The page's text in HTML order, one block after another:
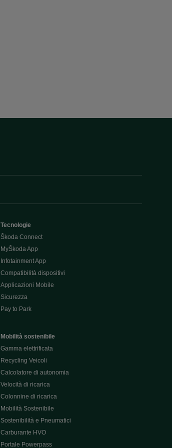
Tecnologie
Škoda Connect
MyŠkoda App
Infotainment App
Compatibilità dispositivi
Applicazioni Mobile
Sicurezza
Pay to Park
Mobilità sostenibile
Gamma elettrificata
Recycling Veicoli
Calcolatore di autonomia
Velocità di ricarica
Colonnine di ricarica
Mobilità Sostenibile
Sostenibilità e Pneumatici
Carburante HVO
Portale Powerpass